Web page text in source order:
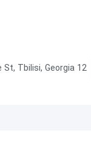
12 Shio Chitadze St, Tbilisi, Georgia